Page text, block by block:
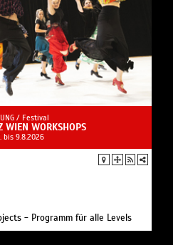
/ Festival
WIEN WORKSHOPS
bis 9.8.2026
- Programm für alle Levels